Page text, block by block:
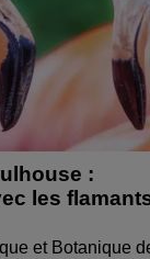
:
les
et Botanique